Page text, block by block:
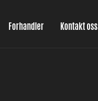
Forhandler Kontakt oss